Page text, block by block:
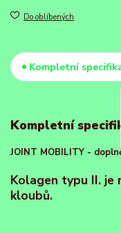
Do oblíbených
Kompletní
Kompletní
JOINT MOBILITY -
Kolagen typu II. je
kloubů.